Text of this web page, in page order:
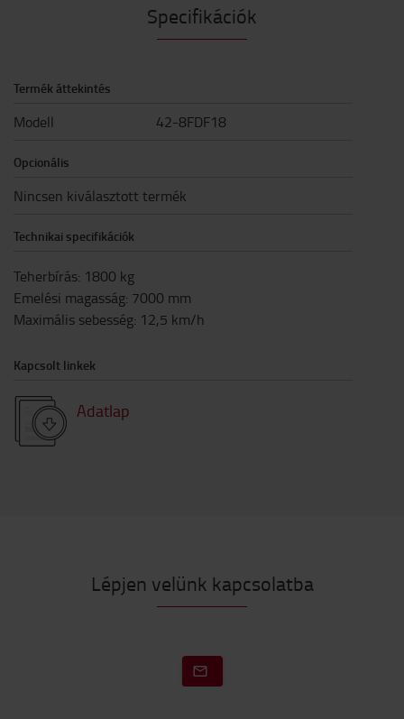
Specifikációk
Termék áttekintés
Modell 42-8FDF18
Opcionális
Nincsen kiválasztott termék
Technikai specifikációk
Teherbírás: 1800 kg
Emelési magasság: 7000 mm
Maximális sebesség: 12,5 km/h
Kapcsolt linkek
Adatlap
Lépjen velünk kapcsolatba